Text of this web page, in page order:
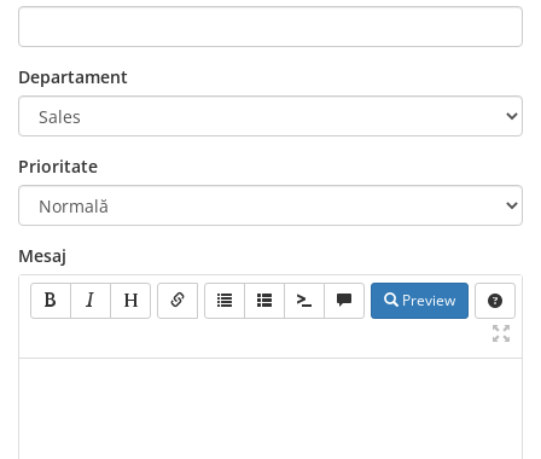
Departament
Prioritate
Mesaj
Preview